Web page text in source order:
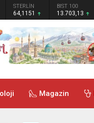
STERLİN
64,1151
BIST 100
13.703,13
Magazin